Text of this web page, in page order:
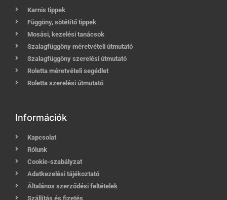
Karnis tippek
Függöny, sötétítő tippek
Mosási, kezelési tanácsok
Szalagfüggöny méretvételi útmutató
Szalagfüggöny szerelési útmutató
Roletta méretvételi segédlet
Roletta szerelési útmutató
Információk
Kapcsolat
Rólunk
Cookie-szabályzat
Adatkezelési tájékoztató
Általános szerződési feltételek
Szállítás és fizetés